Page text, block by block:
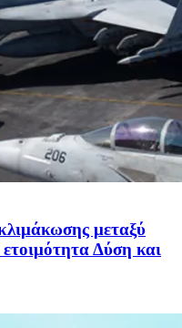
μεταξύ
Δύση και